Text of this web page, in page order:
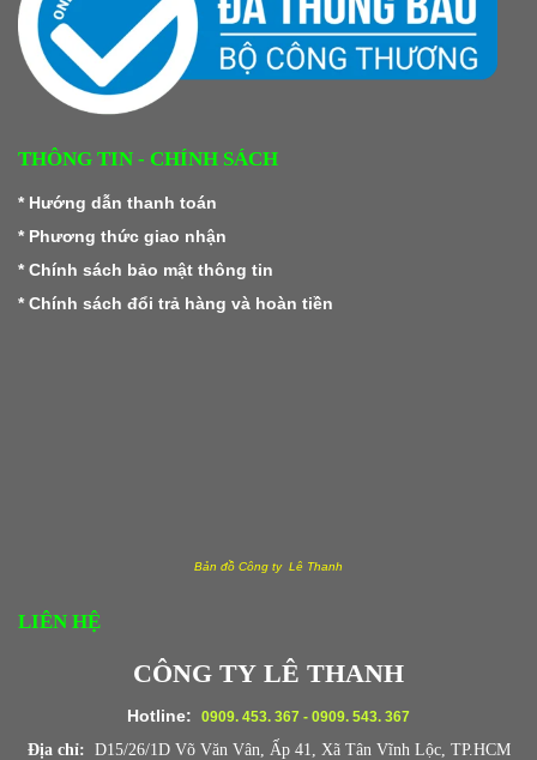
BAO TẢI ĐÓNG HÀNG – GIẢI PHÁP
chọn.
Bao tải đóng hàng chất lượng thường được dệt
từ sợi nhựa PP nguyên sinh, có độ dai tốt, khả
THÔNG TIN - CHÍNH SÁCH
* Hướng dẫn thanh toán
* Phương thức giao nhận
* Chính sách bảo mật thông tin
* Chính sách đổi trả hàng và hoàn tiền
Bản đồ Công ty Lê Thanh
LIÊN HỆ
CÔNG TY LÊ THANH
Hotline: 0909. 453. 367 - 0909. 543. 367
Địa chỉ: D15/26/1D Võ Văn Vân, Ấp 41, Xã Tân Vĩnh Lộc, TP.HCM